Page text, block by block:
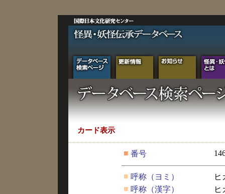
カード表示
■ 番号
■ 呼称（ヨミ）
ヒ
■ 呼称（漢字） ヒ